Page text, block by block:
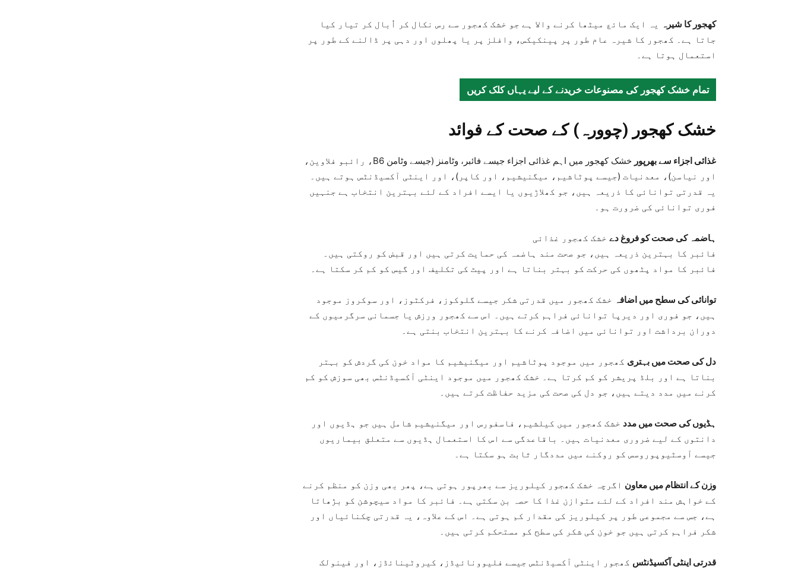
کھجور کا شیرہ
یہ ایک مائع میٹھا کرنے والا ہے جو خشک کھجور سے رس نکال کر اُبال کر تیار کیا
جاتا ہے۔ کھجور کا شیرہ عام طور پر پینکیکس، وافلز پر یا پھلوں اور دہی پر ڈالنے کے طور پر
استعمال ہوتا ہے۔
تمام خشک کھجور کی مصنوعات خریدنے کے لیے یہاں کلک کریں
خشک کھجور (چوورہ) کے صحت کے فوائد
غذائی اجزاء سے بھرپور
خشک کھجور میں اہم غذائی اجزاء جیسے فائبر، وٹامنز (جیسے وٹامن B6، رائبو فلاوین،
اور نیاسن)، معدنیات (جیسے پوٹاشیم، میگنیشیم، اور کاپر)، اور اینٹی آکسیڈنٹس ہوتے ہیں۔
یہ قدرتی توانائی کا ذریعہ ہیں، جو کھلاڑیوں یا ایسے افراد کے لئے بہترین انتخاب ہے جنہیں
فوری توانائی کی ضرورت ہو۔
ہاضمہ کی صحت کو فروغ دے خشک کھجور غذائی
فائبر کا بہترین ذریعہ ہیں، جو صحت مند ہاضمہ کی حمایت کرتی ہیں اور قبض کو روکتی ہیں۔
فائبر کا مواد پٹھوں کی حرکت کو بہتر بناتا ہے اور پیٹ کی تکلیف اور گیس کو کم کر سکتا ہے۔
توانائی کی سطح میں اضافہ خشک کھجور میں قدرتی شکر جیسے گلوکوز، فرکٹوز، اور سوکروز موجود
ہیں، جو فوری اور دیرپا توانائی فراہم کرتے ہیں۔ اس سے کھجور ورزش یا جسمانی سرگرمیوں کے
دوران برداشت اور توانائی میں اضافہ کرنے کا بہترین انتخاب بنتی ہے۔
دل کی صحت میں بہتری کھجور میں موجود پوٹاشیم اور میگنیشیم کا مواد خون کی گردش کو بہتر
بناتا ہے اور بلڈ پریشر کو کم کرتا ہے۔ خشک کھجور میں موجود اینٹی آکسیڈنٹس بھی سوزش کو کم
کرنے میں مدد دیتے ہیں، جو دل کی صحت کی مزید حفاظت کرتے ہیں۔
ہڈیوں کی صحت میں مدد خشک کھجور میں کیلشیم، فاسفورس اور میگنیشیم شامل ہیں جو ہڈیوں اور
دانتوں کے لیے ضروری معدنیات ہیں۔ باقاعدگی سے اس کا استعمال ہڈیوں سے متعلق بیماریوں
جیسے آوسٹیوپوروسس کو روکنے میں مددگار ثابت ہو سکتا ہے۔
وزن کے انتظام میں معاون اگرچہ خشک کھجور کیلوریز سے بھرپور ہوتی ہے، پھر بھی وزن کو منظم کرنے
کے خواہش مند افراد کے لئے متوازن غذا کا حصہ بن سکتی ہے۔ فائبر کا مواد سیچوشن کو بڑھاتا
ہے، جس سے مجموعی طور پر کیلوریز کی مقدار کم ہوتی ہے۔ اس کے علاوہ، یہ قدرتی چکنائیاں اور
شکر فراہم کرتی ہیں جو خون کی شکر کی سطح کو مستحکم کرتی ہیں۔
قدرتی اینٹی آکسیڈنٹس کھجور اینٹی آکسیڈنٹس جیسے فلیوونائیڈز، کیروٹینائڈز، اور فینولک